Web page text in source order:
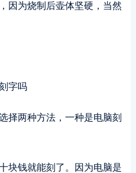
因为烧制后壶体坚硬，当然
择两种方法，一种是电脑刻
块钱就能刻了。因为电脑是